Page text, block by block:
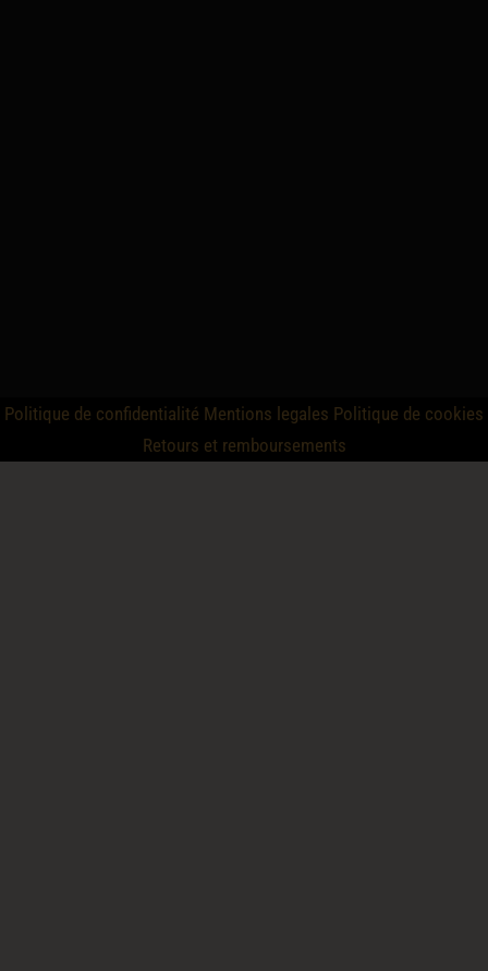
Politique de confidentialité Mentions legales Politique de cookies
Retours et remboursements